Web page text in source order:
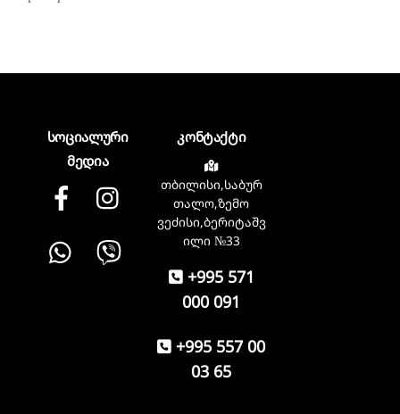
სოციალური
მედია
Facebook instagram
Whatsapp
კონტაქტი
თბილისი,საბურ
თალო,ზემო
ვეძისი,ბერიტაშვ
ილი №33
+995 571
000 091
+995 557 00
03 65